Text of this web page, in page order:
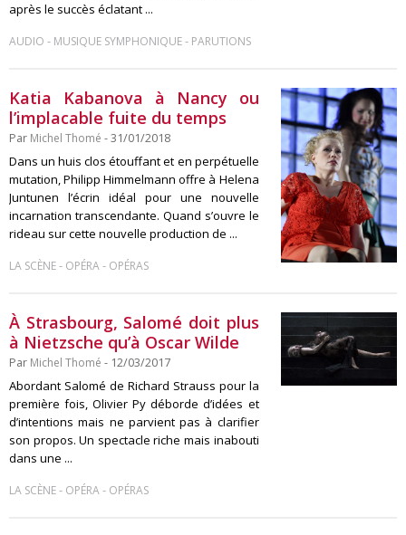
après le succès éclatant ...
AUDIO - MUSIQUE SYMPHONIQUE- PARUTIONS
Katia Kabanova à Nancy ou
l’implacable fuite du temps
Par Michel Thomé - 31/01/2018
Dans un huis clos étouffant et en perpétuelle
mutation, Philipp Himmelmann offre à Helena
Juntunen l’écrin idéal pour une nouvelle
incarnation transcendante. Quand s’ouvre le
rideau sur cette nouvelle production de ...
LA SCÈNE- OPÉRA- OPÉRAS
À Strasbourg, Salomé doit plus
à Nietzsche qu’à Oscar Wilde
Par Michel Thomé - 12/03/2017
Abordant Salomé de Richard Strauss pour la
première fois, Olivier Py déborde d’idées et
d’intentions mais ne parvient pas à clarifier
son propos. Un spectacle riche mais inabouti
dans une ...
LA SCÈNE- OPÉRA- OPÉRAS